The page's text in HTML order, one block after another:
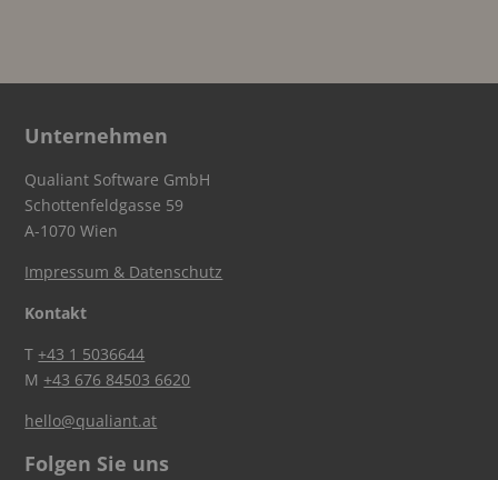
Unternehmen
Qualiant Software GmbH
Schottenfeldgasse 59
A-1070 Wien
Impressum & Datenschutz
Kontakt
T+43 1 5036644
M+43 676 84503 6620
hello@qualiant.at
Folgen Sie uns